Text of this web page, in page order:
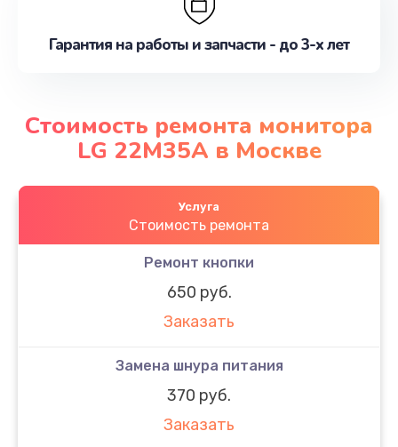
Гарантия на работы и запчасти - до 3-х лет
Стоимость ремонта монитора
LG 22M35A в Москве
Услуга
Стоимость ремонта
Ремонт кнопки
650 руб.
Заказать
Замена шнура питания
370 руб.
Заказать